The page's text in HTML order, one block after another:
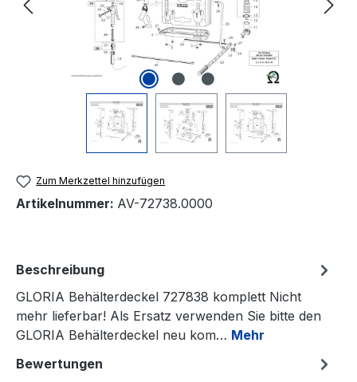
Zum Merkzettel hinzufügen
Artikelnummer: AV-72738.0000
Beschreibung
GLORIA Behälterdeckel 727838 komplett Nicht
mehr lieferbar! Als Ersatz verwenden Sie bitte den
GLORIA Behälterdeckel neu kom… Mehr
Bewertungen